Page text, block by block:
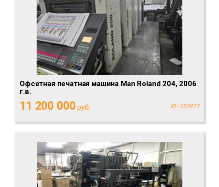
Офсетная печатная машина Man Roland 204, 2006
г.в.
11 200 000 руб. ID - 152427